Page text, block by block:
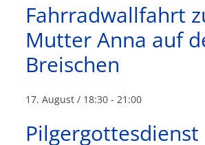
Fahrradwallfahrt
Mutter Anna auf
Breischen
17. August / 18:30 -21:00
Pilgergottesdienst